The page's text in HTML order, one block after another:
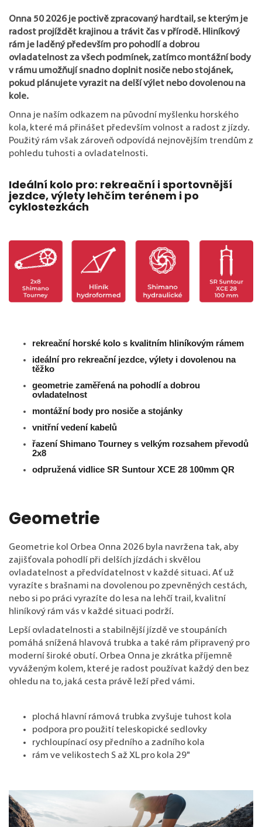
Onna 50 2026 je poctivě zpracovaný hardtail, se kterým je
radost projíždět krajinou a trávit čas v přírodě. Hliníkový
rám je laděný především pro pohodlí a dobrou
ovladatelnost za všech podmínek, zatímco montážní body
v rámu umožňují snadno doplnit nosiče nebo stojánek,
pokud plánujete vyrazit na delší výlet nebo dovolenou na
kole.
Onna je naším odkazem na původní myšlenku horského
kola, které má přinášet především volnost a radost z jízdy.
Použitý rám však zároveň odpovídá nejnovějším trendům z
pohledu tuhosti a ovladatelnosti.
Ideální kolo pro: rekreační i sportovnější
jezdce, výlety lehčím terénem i po
cyklostezkách
rekreační horské kolo s kvalitním hliníkovým rámem
ideální pro rekreační jezdce, výlety i dovolenou na
těžko
geometrie zaměřená na pohodlí a dobrou
ovladatelnost
montážní body pro nosiče a stojánky
vnitřní vedení kabelů
řazení Shimano Tourney s velkým rozsahem převodů
2x8
odpružená vidlice SR Suntour XCE 28 100mm QR
Geometrie
Geometrie kol Orbea Onna 2026 byla navržena tak, aby
zajišťovala pohodlí při delších jízdách i skvělou
ovladatelnost a předvídatelnost v každé situaci. Ať už
vyrazíte s brašnami na dovolenou po zpevněných cestách,
nebo si po práci vyrazíte do lesa na lehčí trail, kvalitní
hliníkový rám vás v každé situaci podrží.
Lepší ovladatelnosti a stabilnější jízdě ve stoupáních
pomáhá snížená hlavová trubka a také rám připravený pro
moderní široké obutí. Orbea Onna je zkrátka příjemně
vyváženým kolem, které je radost používat každý den bez
ohledu na to, jaká cesta právě leží před vámi.
plochá hlavní rámová trubka zvyšuje tuhost kola
podpora pro použití teleskopické sedlovky
rychloupínací osy předního a zadního kola
rám ve velikostech S až XL pro kola 29"